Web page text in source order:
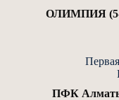
ОЛИМПИЯ (5-
ПФК Алматы